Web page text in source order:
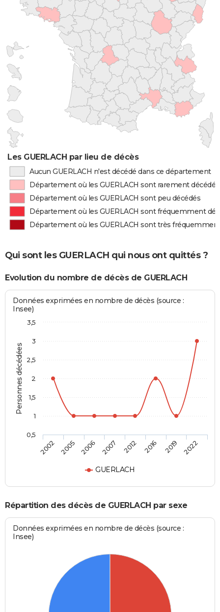
Les GUERLACH par lieu de décès
Aucun GUERLACH n'est décédé dans ce département
Département où les GUERLACH sont rarement décédés
Département où les GUERLACH sont peu décédés
Département où les GUERLACH sont fréquemment
Département où les GUERLACH sont très
Qui sont les GUERLACH qui nous ont quittés ?
Evolution du nombre de décès de GUERLACH
Personnes décédées
Données exprimées en nombre de décès (source :
Insee)
GUERLACH
2002 2005 2006 2007 2012 2016 2019 2022
0,5
1
1,5
2
2,5
3
3,5
Répartition des décès de GUERLACH par sexe
Données exprimées en nombre de décès (source :
Insee)